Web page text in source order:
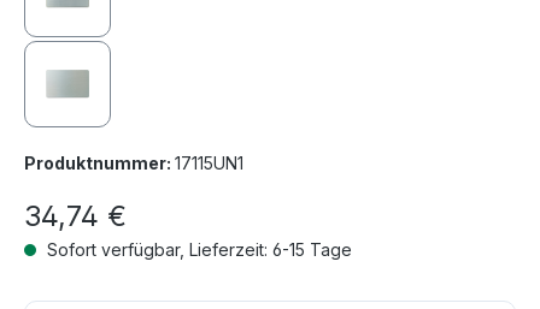
Produktnummer: 17115UN1
34,74 €
Sofort verfügbar, Lieferzeit: 6-15 Tage